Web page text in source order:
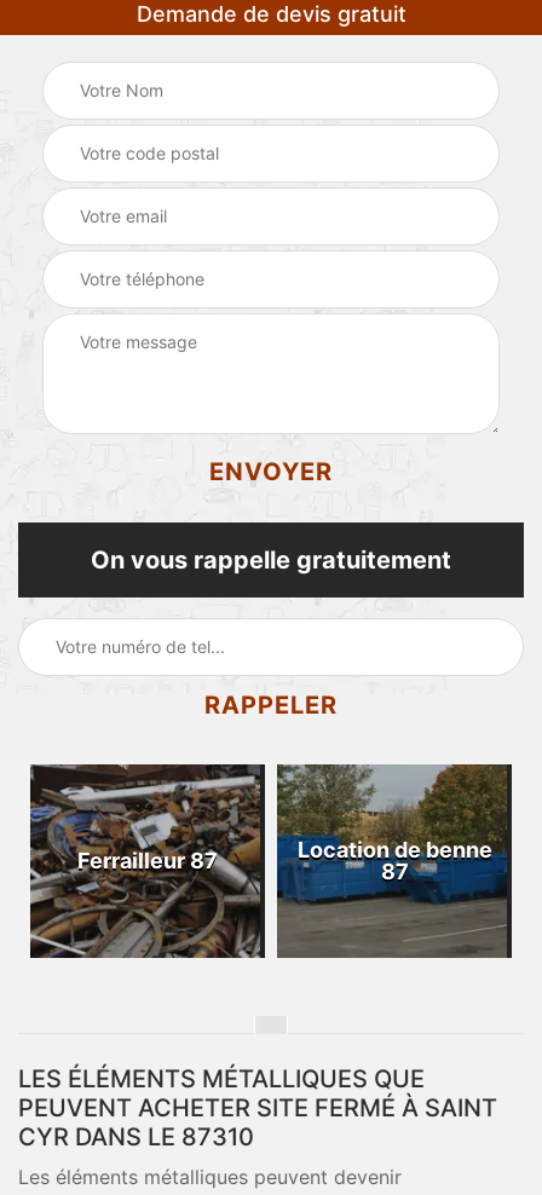
Demande de devis gratuit
On vous rappelle gratuitement
Ferrailleur 87
Location de benne
87
LES ÉLÉMENTS MÉTALLIQUES QUE
PEUVENT ACHETER SITE FERMÉ À SAINT
CYR DANS LE 87310
Les éléments métalliques peuvent devenir